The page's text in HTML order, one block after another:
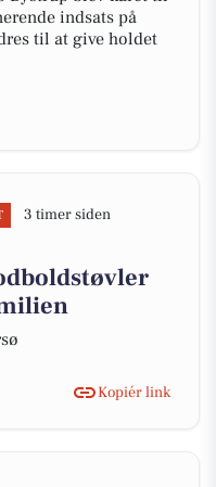
indsats på
til at give holdet
3 timer siden
Kopiér link